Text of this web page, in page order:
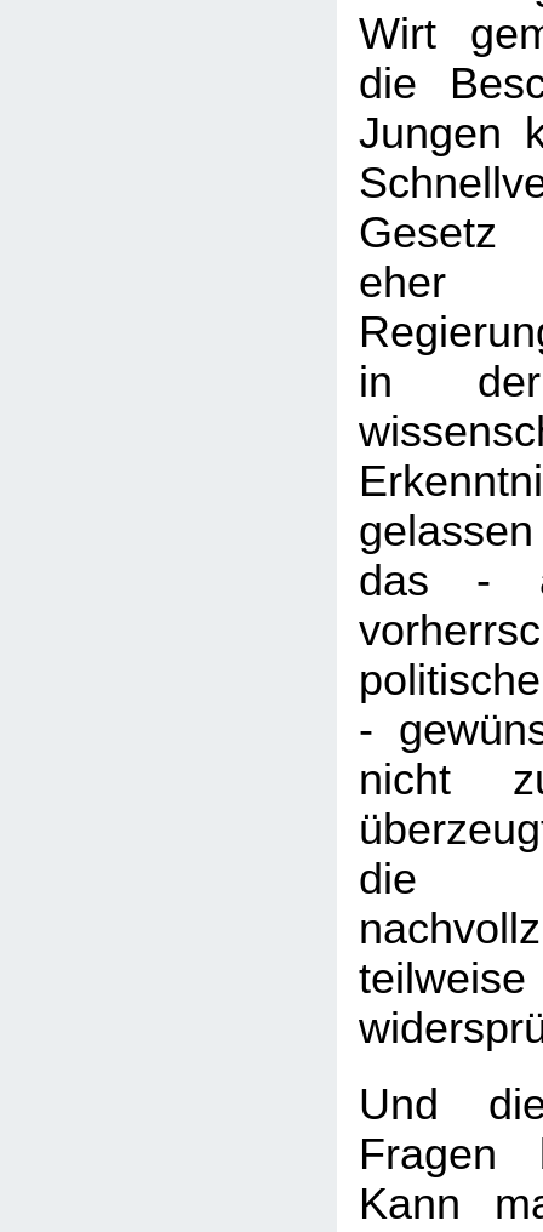
Wirt
die
Jungen
Gesetz
eher
in der
das -
-
nicht
die
teilweise
Und
Fragen
Kann